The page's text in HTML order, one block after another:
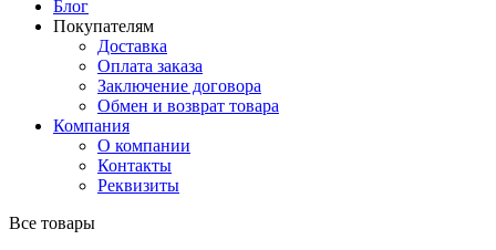
Блог
Покупателям
Доставка
Оплата заказа
Заключение договора
Обмен и возврат товара
Компания
О компании
Контакты
Реквизиты
Все товары